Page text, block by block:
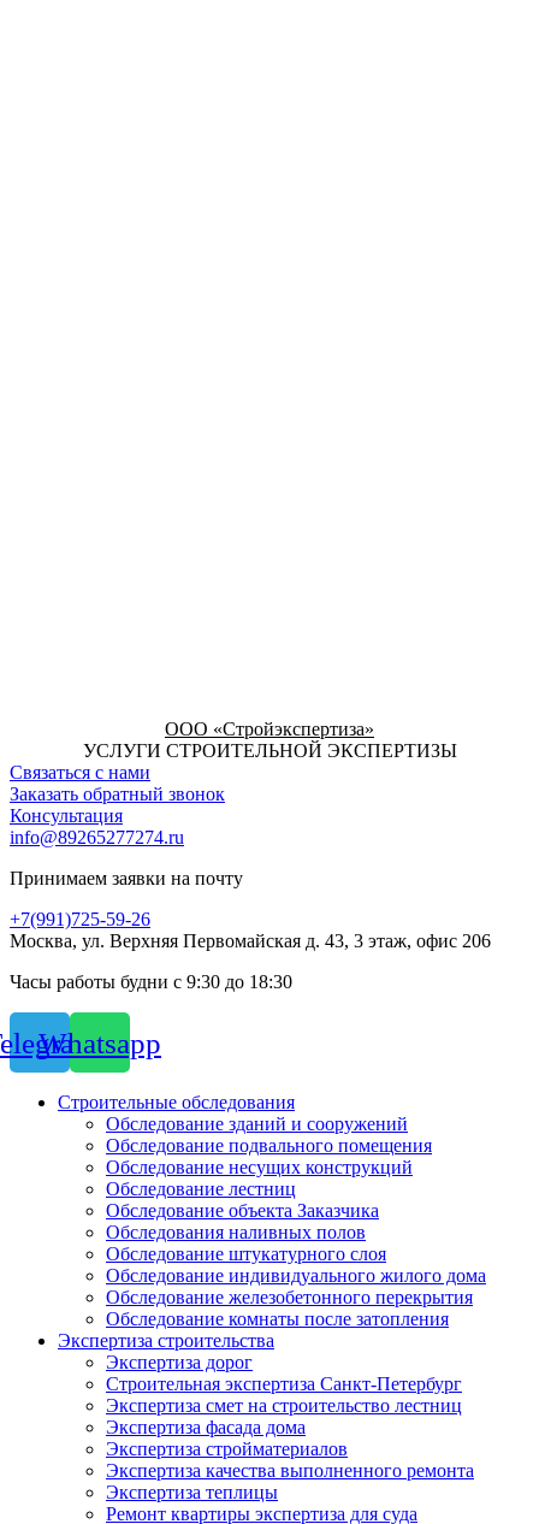
ООО «Стройэкспертиза»
УСЛУГИ СТРОИТЕЛЬНОЙ ЭКСПЕРТИЗЫ
Связаться с нами
Заказать обратный звонок
Консультация
info@89265277274.ru
Принимаем заявки на почту
+7(991)725-59-26
Москва, ул. Верхняя Первомайская д. 43, 3 этаж, офис 206
Часы работы будни с 9:30 до 18:30
Whatsapp
Строительные обследования
Обследование зданий и сооружений
Обследование подвального помещения
Обследование несущих конструкций
Обследование лестниц
Обследование объекта Заказчика
Обследования наливных полов
Обследование штукатурного слоя
Обследование индивидуального жилого дома
Обследование железобетонного перекрытия
Обследование комнаты после затопления
Экспертиза строительства
Экспертиза дорог
Строительная экспертиза Санкт-Петербург
Экспертиза смет на строительство лестниц
Экспертиза фасада дома
Экспертиза стройматериалов
Экспертиза качества выполненного ремонта
Экспертиза теплицы
Ремонт квартиры экспертиза для суда